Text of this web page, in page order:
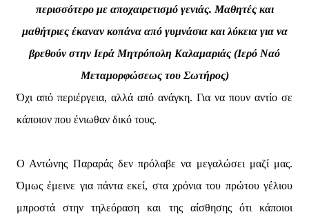
περισσότερο με αποχαιρετισμό γενιάς. Μαθητές και
μαθήτριες έκαναν κοπάνα από γυμνάσια και λύκεια για να
βρεθούν στην Ιερά Μητρόπολη Καλαμαριάς (Ιερό Ναό
Μεταμορφώσεως του Σωτήρος)
Όχι από περιέργεια, αλλά από ανάγκη. Για να πουν αντίο σε
κάποιον που ένιωθαν δικό τους.
Ο Αντώνης Παραράς δεν πρόλαβε να μεγαλώσει μαζί μας.
Όμως έμεινε για πάντα εκεί, στα χρόνια του πρώτου γέλιου
μπροστά στην τηλεόραση και της αίσθησης ότι κάποιοι